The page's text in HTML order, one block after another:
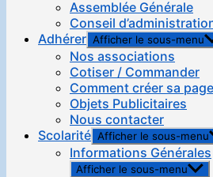
Assemblée Générale
Conseil
Adhérer Afficher le sous-menu
Nos associations
Cotiser / Commander
Comment créer sa
Objets Publicitaires
Nous contacter
Scolarité Afficher le sous-menu
Informations Générales
Afficher le sous-menu